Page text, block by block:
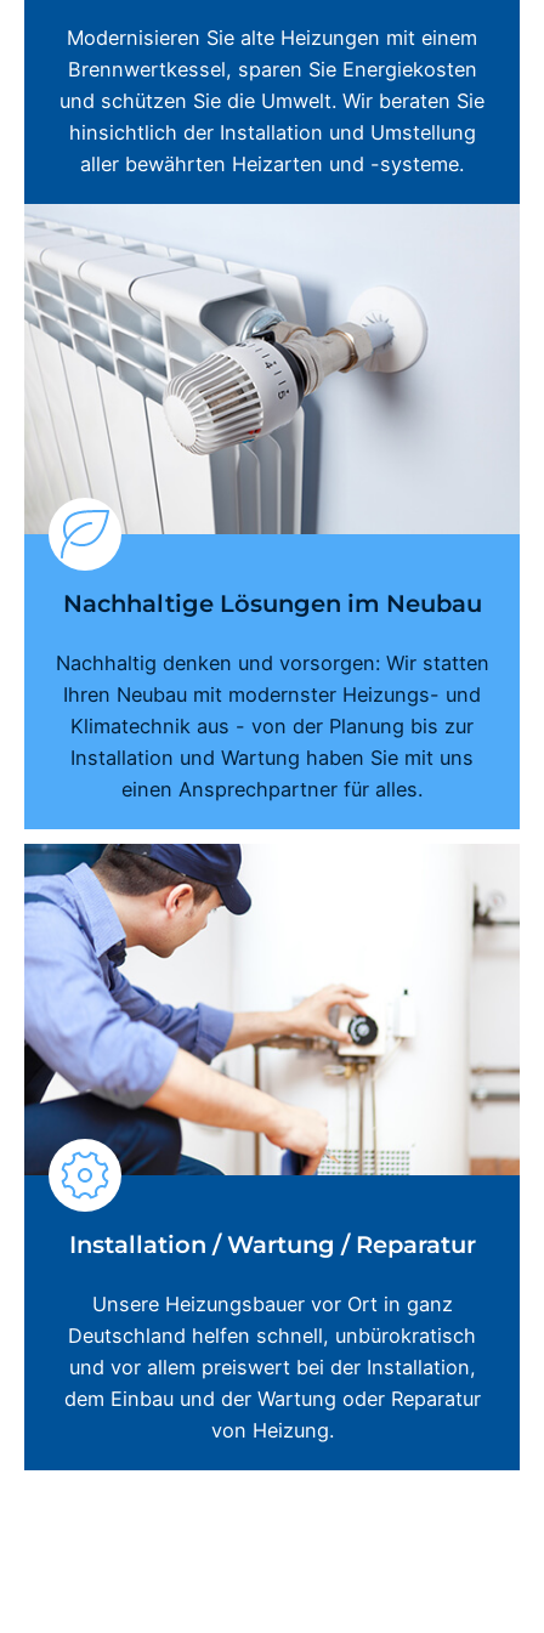
Modernisieren Sie alte Heizungen mit einem
Brennwertkessel, sparen Sie Energiekosten
und schützen Sie die Umwelt. Wir beraten Sie
hinsichtlich der Installation und Umstellung
aller bewährten Heizarten und -systeme.
Nachhaltige Lösungen im Neubau
Nachhaltig denken und vorsorgen: Wir statten
Ihren Neubau mit modernster Heizungs- und
Klimatechnik aus - von der Planung bis zur
Installation und Wartung haben Sie mit uns
einen Ansprechpartner für alles.
Installation / Wartung / Reparatur
Unsere Heizungsbauer vor Ort in ganz
Deutschland helfen schnell, unbürokratisch
und vor allem preiswert bei der Installation,
dem Einbau und der Wartung oder Reparatur
von Heizung.